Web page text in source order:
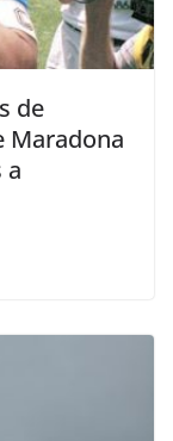
de
Maradona
a